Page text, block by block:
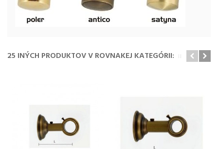
25 INÝCH PRODUKTOV V ROVNAKEJ KATEGÓRII: